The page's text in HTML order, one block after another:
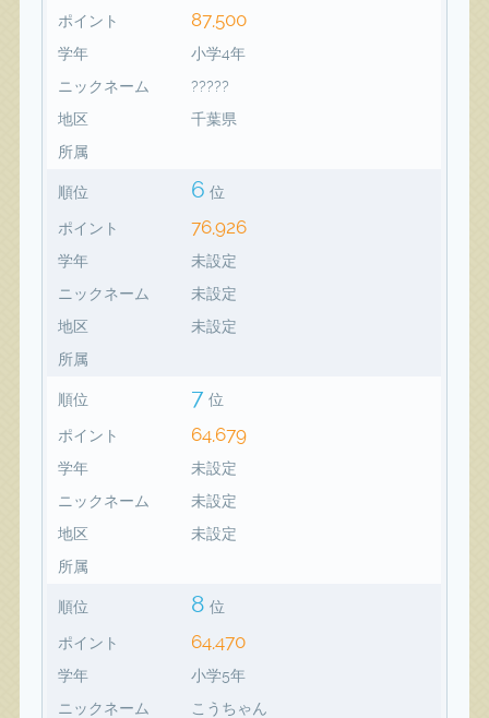
ポイント 87,500
学年
小学4年
ニックネーム
?????
地区
千葉県
所属
順位 6 位
ポイント 76,926
学年
未設定
ニックネーム
未設定
地区
未設定
所属
順位 7 位
ポイント 64,679
学年
未設定
ニックネーム
未設定
地区
未設定
所属
順位 8 位
ポイント 64,470
学年
小学5年
ニックネーム
こうちゃん